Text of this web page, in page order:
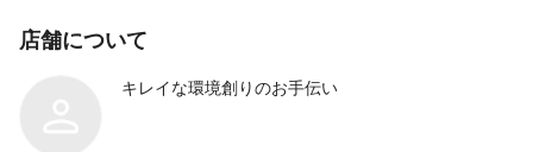
店舗について
キレイな環境創りのお手伝い